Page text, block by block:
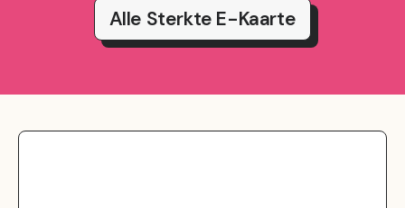
Alle Sterkte E-Kaarte